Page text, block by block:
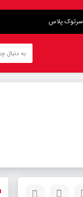
سرتوک پلاس